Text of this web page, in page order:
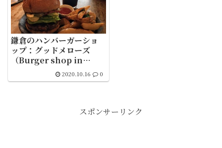
鎌倉のハンバーガーショ
ップ：グッドメローズ
（Burger shop in
Kamakura: Good
Mellows）
2020.10.16 0
スポンサーリンク